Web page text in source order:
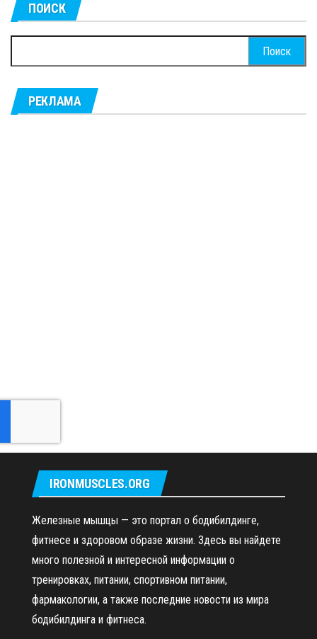
ПОИСК
РЕКЛАМА
IRONMUSCLES.ORG
Железные мышцы — это портал о бодибилдинге,
фитнесе и здоровом образе жизни. Здесь вы найдете
много полезной и интересной информации о
тренировках, питании, спортивном питании,
фармакологии, а также последние новости из мира
бодибилдинга и фитнеса.